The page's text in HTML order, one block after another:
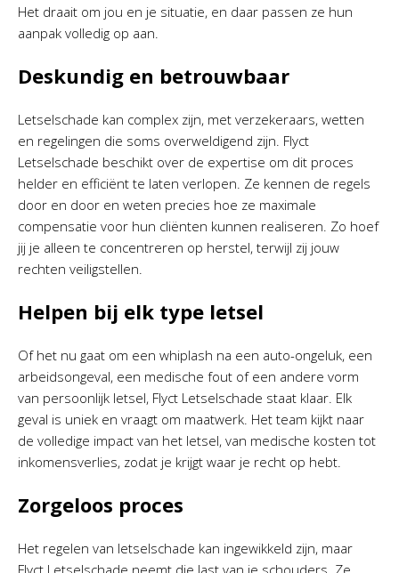
Het draait om jou en je situatie, en daar passen ze hun
aanpak volledig op aan.
Deskundig en betrouwbaar
Letselschade kan complex zijn, met verzekeraars, wetten
en regelingen die soms overweldigend zijn. Flyct
Letselschade beschikt over de expertise om dit proces
helder en efficiënt te laten verlopen. Ze kennen de regels
door en door en weten precies hoe ze maximale
compensatie voor hun cliënten kunnen realiseren. Zo hoef
jij je alleen te concentreren op herstel, terwijl zij jouw
rechten veiligstellen.
Helpen bij elk type letsel
Of het nu gaat om een whiplash na een auto-ongeluk, een
arbeidsongeval, een medische fout of een andere vorm
van persoonlijk letsel, Flyct Letselschade staat klaar. Elk
geval is uniek en vraagt om maatwerk. Het team kijkt naar
de volledige impact van het letsel, van medische kosten tot
inkomensverlies, zodat je krijgt waar je recht op hebt.
Zorgeloos proces
Het regelen van letselschade kan ingewikkeld zijn, maar
Flyct Letselschade neemt die last van je schouders. Ze